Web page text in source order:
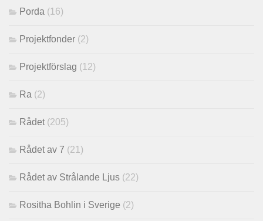
Porda (16)
Projektfonder (2)
Projektförslag (12)
Ra (2)
Rådet (205)
Rådet av 7 (21)
Rådet av Strålande Ljus (22)
Rositha Bohlin i Sverige (2)